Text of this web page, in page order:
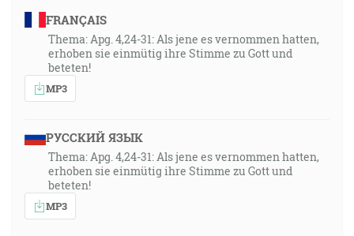
FRANÇAIS
Thema: Apg. 4,24-31: Als jene es vernommen hatten,
erhoben sie einmütig ihre Stimme zu Gott und
beteten!
MP3
РУССКИЙ ЯЗЫК
Thema: Apg. 4,24-31: Als jene es vernommen hatten,
erhoben sie einmütig ihre Stimme zu Gott und
beteten!
MP3